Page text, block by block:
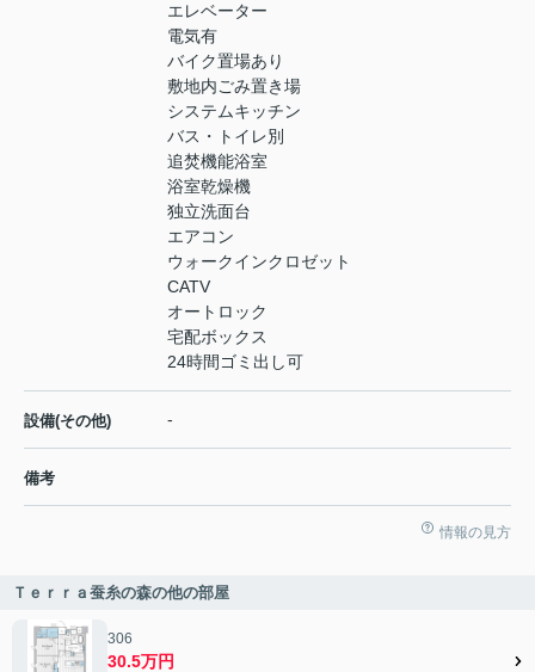
エレベーター
電気有
バイク置場あり
敷地内ごみ置き場
システムキッチン
バス・トイレ別
追焚機能浴室
浴室乾燥機
独立洗面台
エアコン
ウォークインクロゼット
CATV
オートロック
宅配ボックス
24時間ゴミ出し可
設備(その他) -
備考
情報の見方
Ｔｅｒｒａ蚕糸の森の他の部屋
306
30.5万円